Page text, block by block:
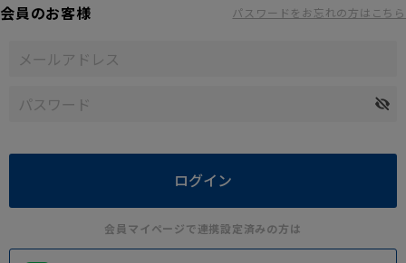
会員のお客様 パスワードをお忘れの方はこちら
会員マイページで連携設定済みの方は